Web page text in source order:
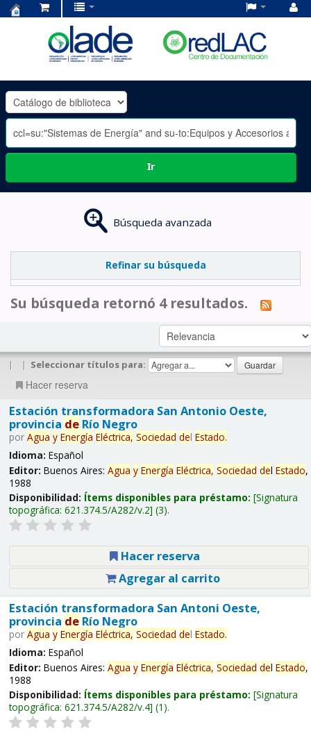
OLADE
-
Ir
Búsqueda avanzada
Refinar su búsqueda
Su búsqueda retornó 4 resultados.
| | Seleccionar títulos para:
Hacer reserva
Estación transformadora San Antonio Oeste,
provincia deRío Negro
por Agua y Energía Eléctrica, Sociedad del Estado.
Idioma: Español
Editor: Buenos Aires: Agua y Energía Eléctrica, Sociedad del Estado,
1988
Disponibilidad: Ítems disponibles para préstamo: Signatura
topográfica: 621.374.5/A282/v.2 (3).
Hacer reserva
Agregar al carrito
Estación transformadora San Antoni Oeste,
provincia deRío Negro
por Agua y Energía Eléctrica, Sociedad del Estado.
Idioma: Español
Editor: Buenos Aires: Agua y Energía Eléctrica, Sociedad del Estado,
1988
Disponibilidad: Ítems disponibles para préstamo: Signatura
topográfica: 621.374.5/A282/v.4 (1).